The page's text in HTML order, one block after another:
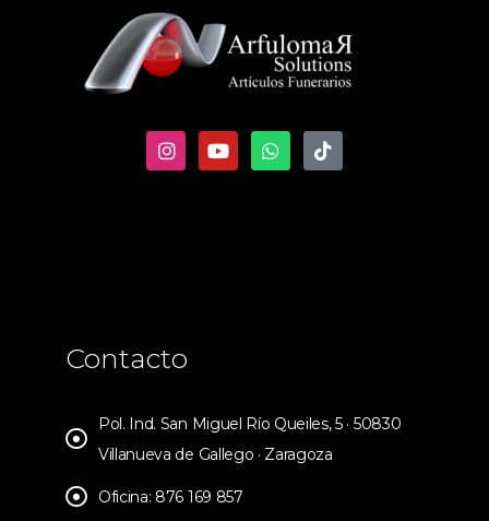
Contacto
Pol. Ind. San Miguel Río Queiles, 5 · 50830
Villanueva de Gallego · Zaragoza
Oficina: 876 169 857